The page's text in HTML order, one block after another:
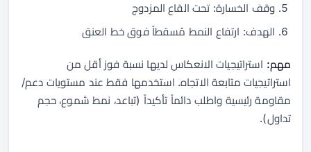
وقف الخسارة: تحت القاع المزدوج
الهدف: ارتفاع النمط مُسقطاً فوق خط العنق
مهم: استراتيجيات الانعكاس لديها نسبة فوز أقل من
استراتيجيات متابعة الاتجاه. استخدمها فقط عند مستويات دعم/
مقاومة رئيسية واطلب دائماً تأكيداً (تباعد، نمط شموع، حجم
تداول).